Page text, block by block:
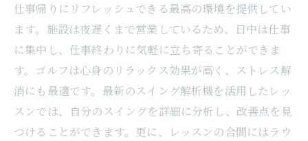
仕事帰りにリフレッシュできる最高の環境を提供してい
ます。施設は夜遅くまで営業しているため、日中は仕事
に集中し、仕事終わりに気軽に立ち寄ることができま
す。ゴルフは心身のリラックス効果が高く、ストレス解
消にも最適です。最新のスイング解析機を活用したレッ
スンでは、自分のスイングを詳細に分析し、改善点を見
つけることができます。更に、レッスンの合間にはラウ